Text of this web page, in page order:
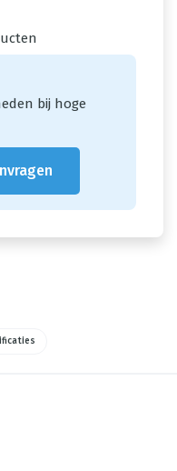
bij hoge